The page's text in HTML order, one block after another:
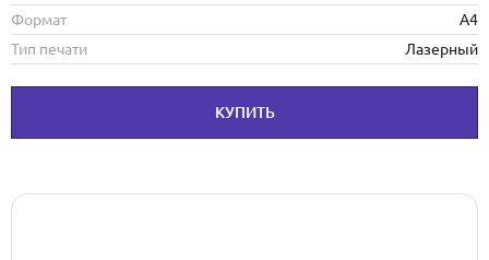
Формат
А4
Тип печати
Лазерный
КУПИТЬ